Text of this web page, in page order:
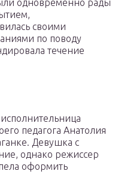
одновременно рады
своими
по поводу
течение
педагога Анатолия
Девушка с
однако режиссер
оформить